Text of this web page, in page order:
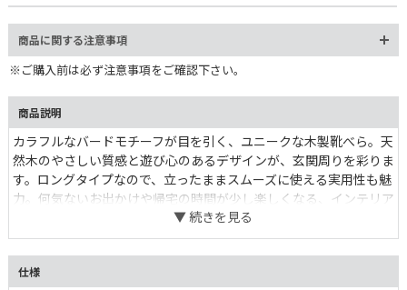
商品に関する注意事項
※ご購入前は必ず注意事項をご確認下さい。
商品説明
カラフルなバードモチーフが目を引く、ユニークな木製靴べら。天
然木のやさしい質感と遊び心のあるデザインが、玄関周りを彩りま
す。ロングタイプなので、立ったままスムーズに使える実用性も魅
力。何気ないお出かけや帰宅の時間が少し楽しくなる、インテリア
雑貨感覚で取り入れたいアイテムです。
仕様